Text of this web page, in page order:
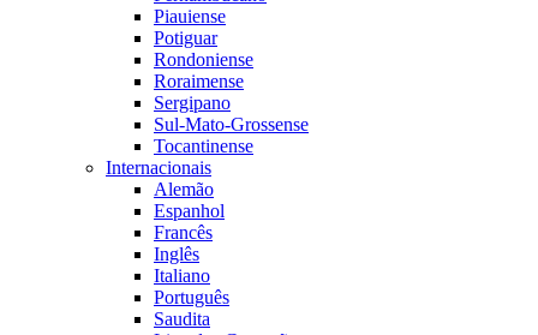
Piauiense
Potiguar
Rondoniense
Roraimense
Sergipano
Sul-Mato-Grossense
Tocantinense
Internacionais
Alemão
Espanhol
Francês
Inglês
Italiano
Português
Saudita